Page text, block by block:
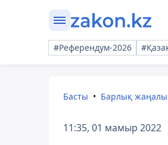
#Референдум-2026
Басты Барлық
11:35, 01 мамыр 2022